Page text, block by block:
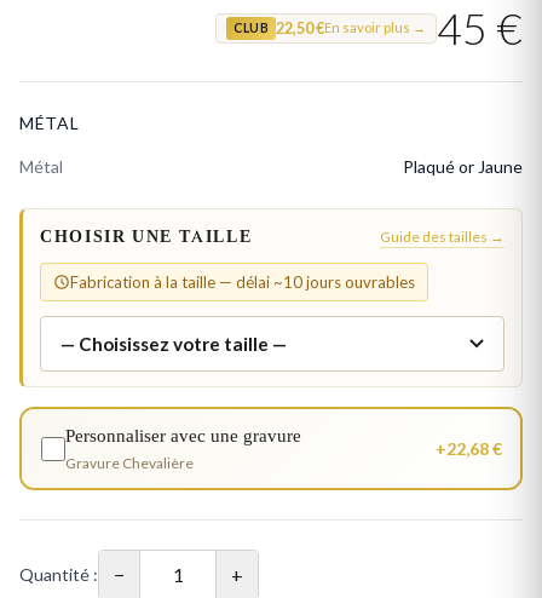
CLUB 22,50 €En savoir plus → 45 €
MÉTAL
Métal Plaqué or Jaune
CHOISIR UNE TAILLE Guide des tailles →
Fabrication à la taille — délai ~10 jours ouvrables
Personnaliser avec une gravure
Gravure Chevalière
+22,68 €
Quantité : − +